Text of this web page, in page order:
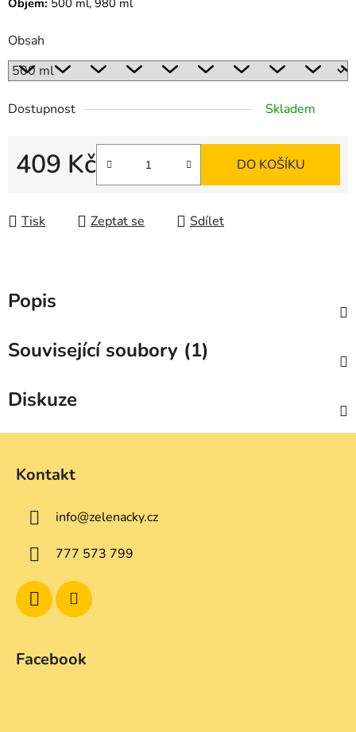
Objem: 500 ml, 980 ml
Obsah
Dostupnost Skladem
409 Kč DO KOŠÍKU
Tisk Zeptat se Sdílet
Popis
Související soubory (1)
Diskuze
Kontakt
info@zelenacky.cz
777 573 799
Facebook